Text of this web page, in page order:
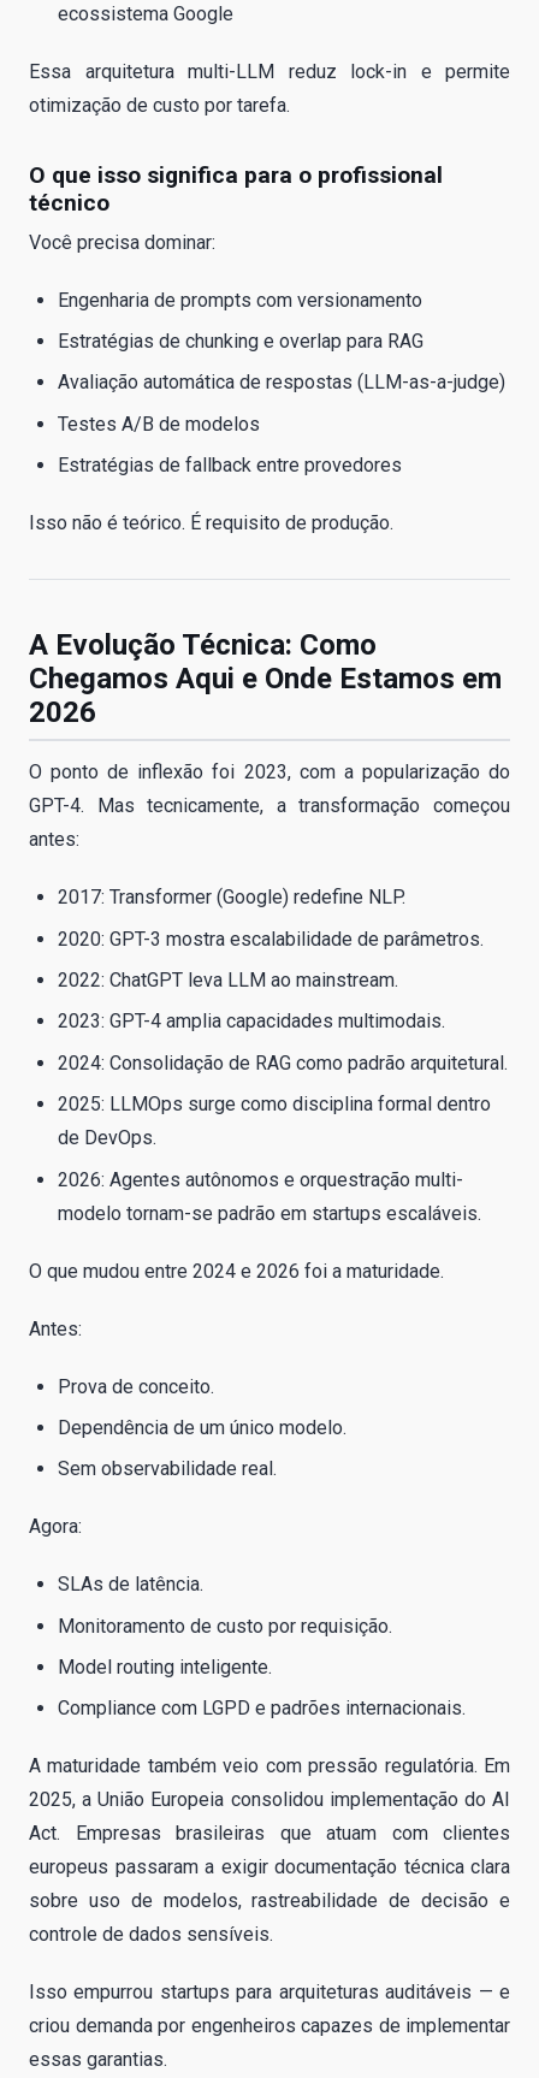
ecossistema Google
Essa arquitetura multi-LLM reduz lock-in e permite
otimização de custo por tarefa.
O que isso significa para o profissional
técnico
Você precisa dominar:
Engenharia de prompts com versionamento
Estratégias de chunking e overlap para RAG
Avaliação automática de respostas (LLM-as-a-judge)
Testes A/B de modelos
Estratégias de fallback entre provedores
Isso não é teórico. É requisito de produção.
A Evolução Técnica: Como
Chegamos Aqui e Onde Estamos em
2026
O ponto de inflexão foi 2023, com a popularização do
GPT-4. Mas tecnicamente, a transformação começou
antes:
2017: Transformer (Google) redefine NLP.
2020: GPT-3 mostra escalabilidade de parâmetros.
2022: ChatGPT leva LLM ao mainstream.
2023: GPT-4 amplia capacidades multimodais.
2024: Consolidação de RAG como padrão arquitetural.
2025: LLMOps surge como disciplina formal dentro
de DevOps.
2026: Agentes autônomos e orquestração multi-
modelo tornam-se padrão em startups escaláveis.
O que mudou entre 2024 e 2026 foi a maturidade.
Antes:
Prova de conceito.
Dependência de um único modelo.
Sem observabilidade real.
Agora:
SLAs de latência.
Monitoramento de custo por requisição.
Model routing inteligente.
Compliance com LGPD e padrões internacionais.
A maturidade também veio com pressão regulatória. Em
2025, a União Europeia consolidou implementação do AI
Act. Empresas brasileiras que atuam com clientes
europeus passaram a exigir documentação técnica clara
sobre uso de modelos, rastreabilidade de decisão e
controle de dados sensíveis.
Isso empurrou startups para arquiteturas auditáveis — e
criou demanda por engenheiros capazes de implementar
essas garantias.